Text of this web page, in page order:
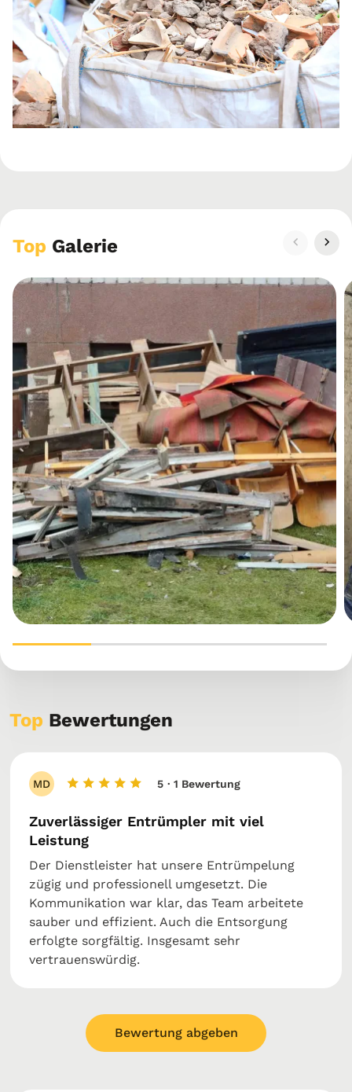
Top Galerie
Top Bewertungen
MD 5 · 1 Bewertung
Zuverlässiger Entrümpler mit viel
Leistung
Der Dienstleister hat unsere Entrümpelung
zügig und professionell umgesetzt. Die
Kommunikation war klar, das Team arbeitete
sauber und effizient. Auch die Entsorgung
erfolgte sorgfältig. Insgesamt sehr
vertrauenswürdig.
Bewertung abgeben